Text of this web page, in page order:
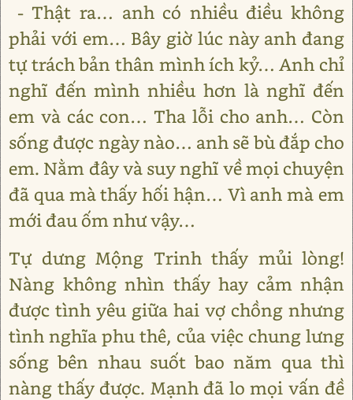
- Thật ra… anh có nhiều điều không
phải với em… Bây giờ lúc này anh đang
tự trách bản thân mình ích kỷ… Anh chỉ
nghĩ đến mình nhiều hơn là nghĩ đến
em và các con… Tha lỗi cho anh… Còn
sống được ngày nào… anh sẽ bù đắp cho
em. Nằm đây và suy nghĩ về mọi chuyện
đã qua mà thấy hối hận… Vì anh mà em
mới đau ốm như vậy…
Tự dưng Mộng Trinh thấy mủi lòng!
Nàng không nhìn thấy hay cảm nhận
được tình yêu giữa hai vợ chồng nhưng
tình nghĩa phu thê, của việc chung lưng
sống bên nhau suốt bao năm qua thì
nàng thấy được. Mạnh đã lo mọi vấn đề